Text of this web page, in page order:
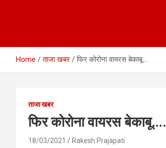
Home ताजा खबर फिर कोरोना वायरस बेकाबू….
ताजा खबर
फिर कोरोना वायरस बेकाबू….
18/03/2021 Rakesh Prajapati